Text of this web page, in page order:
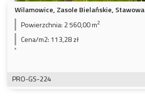
Wilamowice, Zasole Bielańskie, Stawowa
Powierzchnia: 2 560,00 m2
Cena/m2: 113,28 zł
PRO-GS-224